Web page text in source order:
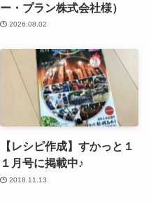
ー・プラン株式会社様）
2026.08.02
【レシピ作成】すかっと１
１月号に掲載中♪
2018.11.13